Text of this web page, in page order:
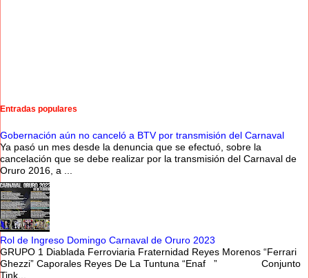
Entradas populares
Gobernación aún no canceló a BTV por transmisión del Carnaval
Ya pasó un mes desde la denuncia que se efectuó, sobre la
cancelación que se debe realizar por la transmisión del Carnaval de
Oruro 2016, a ...
Rol de Ingreso Domingo Carnaval de Oruro 2023
GRUPO 1 Diablada Ferroviaria Fraternidad Reyes Morenos “Ferrari
Ghezzi” Caporales Reyes De La Tuntuna “Enaf ” Conjunto
Tink...